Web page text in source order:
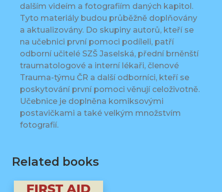
dalším videím a fotografiím daných kapitol.
Tyto materiály budou průběžně doplňovány
a aktualizovány. Do skupiny autorů, kteří se
na učebnici první pomoci podíleli, patří
odborní učitelé SZŠ Jaselská, přední brněnští
traumatologové a interní lékaři, členové
Trauma-týmu ČR a další odborníci, kteří se
poskytování první pomoci věnují celoživotně.
Učebnice je doplněna komiksovými
postavičkami a také velkým množstvím
fotografií.
Related books